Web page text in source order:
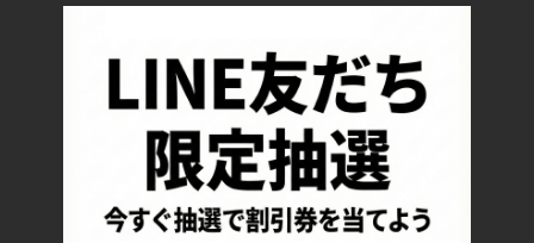
配送・送料について
お支払い方法について
特定商取引法に基づく表記
プライバシーポリシー
ロッカーズについて